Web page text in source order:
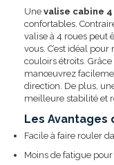
Une valise cabine
confortables.
valise à 4 roues peut
vous. C’est idéal
couloirs étroits.
manœuvrez
direction. De plus,
meilleure stabilité et
Les Avantages
Facile à faire rouler
Moins de fatigue